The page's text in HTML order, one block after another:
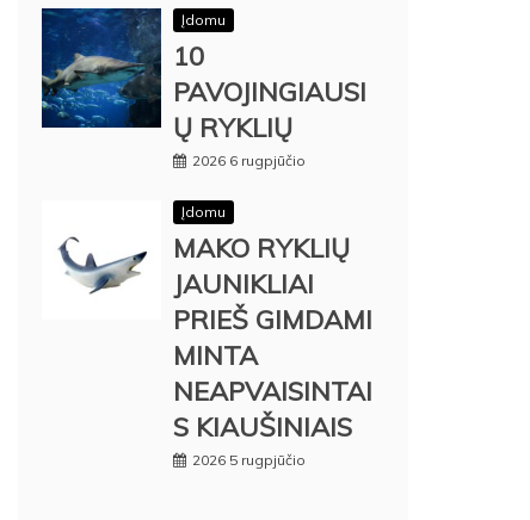
Įdomu
10
PAVOJINGIAUSI
Ų RYKLIŲ
2026 6 rugpjūčio
Įdomu
MAKO RYKLIŲ
JAUNIKLIAI
PRIEŠ GIMDAMI
MINTA
NEAPVAISINTAI
S KIAUŠINIAIS
2026 5 rugpjūčio